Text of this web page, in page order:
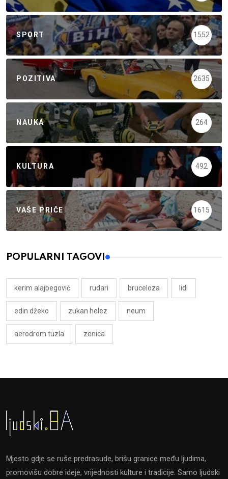
SPORT 1552
POZITIVA 2635
NAUKA 264
KULTURA 492
VAŠE PRIČE 1615
POPULARNI TAGOVI
kerim alajbegović rudari bruceloza lidl
edin džeko zukan helez neum
aerodrom tuzla zenica
Mjesto gdje se ruše predrasude, brišu granice među ljudima,
promovišu dobre ideje, vrijednosti kulture i tradicije. Samo ljudski